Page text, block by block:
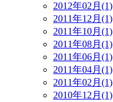
2012年02月(1)
2011年12月(1)
2011年10月(1)
2011年08月(1)
2011年06月(1)
2011年04月(1)
2011年02月(1)
2010年12月(1)